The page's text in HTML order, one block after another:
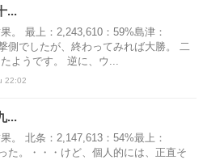
...
。 最上：2,243,610：59%島津：
側でしたが、終わってみれば大勝。 二
ようです。 逆に、ウ...
22:02
...
。 北条：2,147,613：54%最上：
た。・・・けど、個人的には、正直そ